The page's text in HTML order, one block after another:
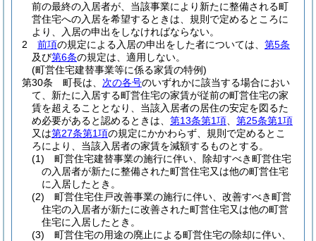
前の最終の入居者が、当該事業により新たに整備される町
営住宅への入居を希望するときは、規則で定めるところに
より、入居の申出をしなければならない。
2
前項の規定による入居の申出をした者については、 第5条
及び第6条の規定は、適用しない。
(町営住宅建替事業等に係る家賃の特例)
第30条
町長は、 次の各号のいずれかに該当する場合におい
て、新たに入居する町営住宅の家賃が従前の町営住宅の家
賃を超えることとなり、当該入居者の居住の安定を図るた
め必要があると認めるときは、 第13条第1項
第25条第1項
又は第27条第1項の規定にかかわらず、規則で定めるとこ
ろにより、当該入居者の家賃を減額するものとする。
(1)
町営住宅建替事業の施行に伴い、除却すべき町営住宅
の入居者が新たに整備された町営住宅又は他の町営住宅
に入居したとき。
(2)
町営住宅住戸改善事業の施行に伴い、改善すべき町営
住宅の入居者が新たに改善された町営住宅又は他の町営
住宅に入居したとき。
(3)
町営住宅の用途の廃止による町営住宅の除却に伴い、